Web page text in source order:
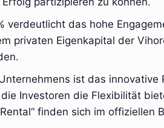
verdeutlicht das hohe
privaten Eigenkapital der
ist das innovative
Investoren die Flexibilität
finden sich im offiziellen